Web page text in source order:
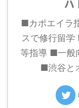
ハ
■カポエイラ
スで修行留
等指導 ■一般
■渋谷と